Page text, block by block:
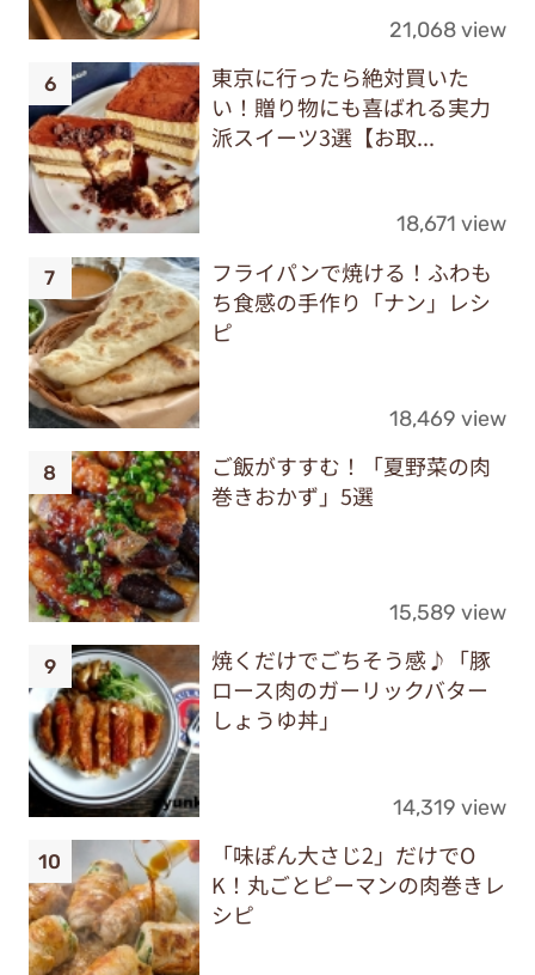
21,068 view
東京に行ったら絶対買いた
い！贈り物にも喜ばれる実力
派スイーツ3選【お取...
18,671 view
フライパンで焼ける！ふわも
ち食感の手作り「ナン」レシ
ピ
18,469 view
ご飯がすすむ！「夏野菜の肉
巻きおかず」5選
15,589 view
焼くだけでごちそう感♪「豚
ロース肉のガーリックバター
しょうゆ丼」
14,319 view
「味ぽん大さじ2」だけでO
K！丸ごとピーマンの肉巻きレ
シピ